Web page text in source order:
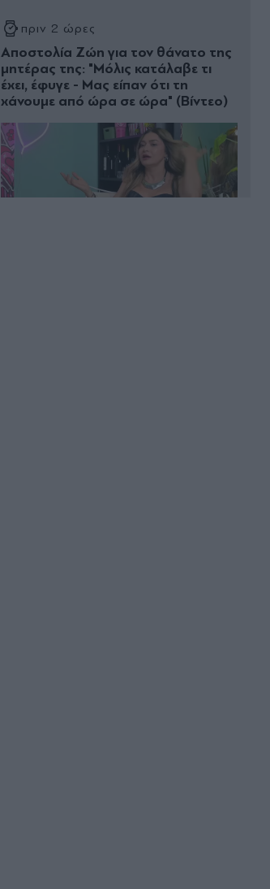
πριν 2 ώρες
Αποστολία Ζώη για τον θάνατο της
μητέρας της: "Μόλις κατάλαβε τι
έχει, έφυγε - Μας είπαν ότι τη
χάνουμε από ώρα σε ώρα" (Βίντεο)